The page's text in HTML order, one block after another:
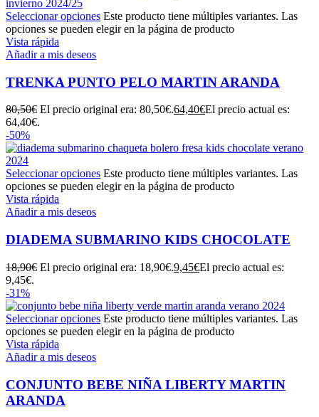
Seleccionar opciones Este producto tiene múltiples variantes. Las
opciones se pueden elegir en la página de producto
Vista rápida
Añadir a mis deseos
TRENKA PUNTO PELO MARTIN ARANDA
80,50€ El precio original era: 80,50€.64,40€El precio actual es:
64,40€.
-50%
Seleccionar opciones Este producto tiene múltiples variantes. Las
opciones se pueden elegir en la página de producto
Vista rápida
Añadir a mis deseos
DIADEMA SUBMARINO KIDS CHOCOLATE
18,90€ El precio original era: 18,90€.9,45€El precio actual es:
9,45€.
-31%
Seleccionar opciones Este producto tiene múltiples variantes. Las
opciones se pueden elegir en la página de producto
Vista rápida
Añadir a mis deseos
CONJUNTO BEBE NIÑA LIBERTY MARTIN
ARANDA